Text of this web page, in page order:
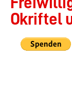
Okriftel